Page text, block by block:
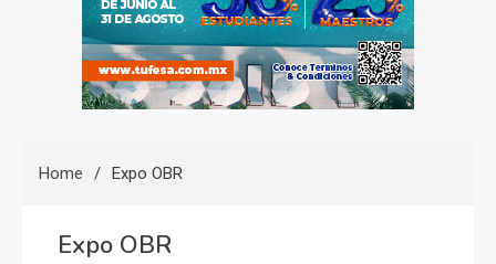
Home Expo OBR
Expo OBR